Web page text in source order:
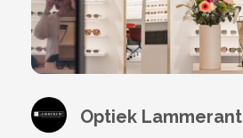
Optiek Lammerant